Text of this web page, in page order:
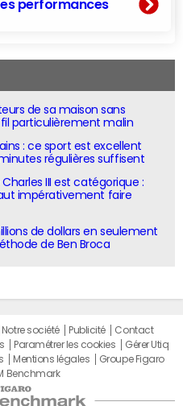
performances
de sa maison sans
particulièrement malin
: ce sport est excellent
régulières suffisent
Charles III est catégorique :
impérativement faire
de dollars en seulement
de Ben Broca
Notre société Publicité
Contact
Paramétrer les cookies
Gérer Utiq
Mentions légales
Groupe Figaro
Benchmark